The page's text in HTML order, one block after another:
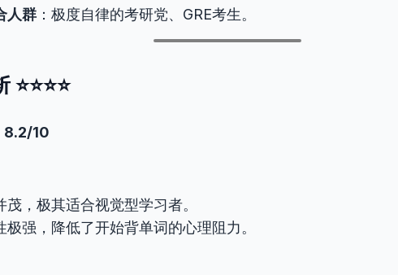
人群 ：极度自律的考研党、GRE考生。
8.2/10
茂，极其适合视觉型学习者。
极强，降低了开始背单词的心理阻力。